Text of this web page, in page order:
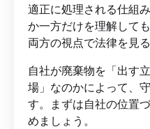
適正に処理される仕組
か一方だけを理解して
両方の視点で法律を見
自社が廃棄物を「出す
場」なのかによって、
す。まずは自社の位置
めましょう。